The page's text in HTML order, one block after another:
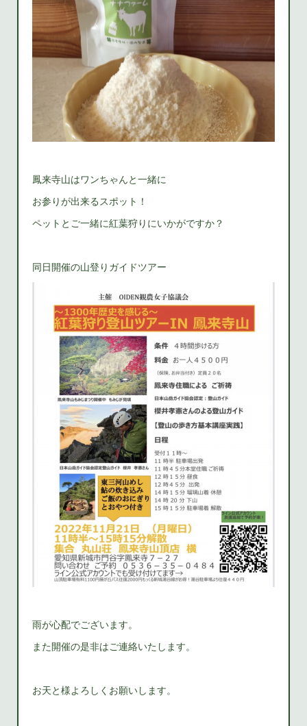
鳳来寺山はワンちゃんと一緒に
お参りが出来るスポット！
ペットとご一緒に紅葉狩りにいかがですか？
同日開催の山登りガイドツアー
雨が心配でございます。
また開催の是非はご連絡いたします。
お天と様よろしくお願いします。